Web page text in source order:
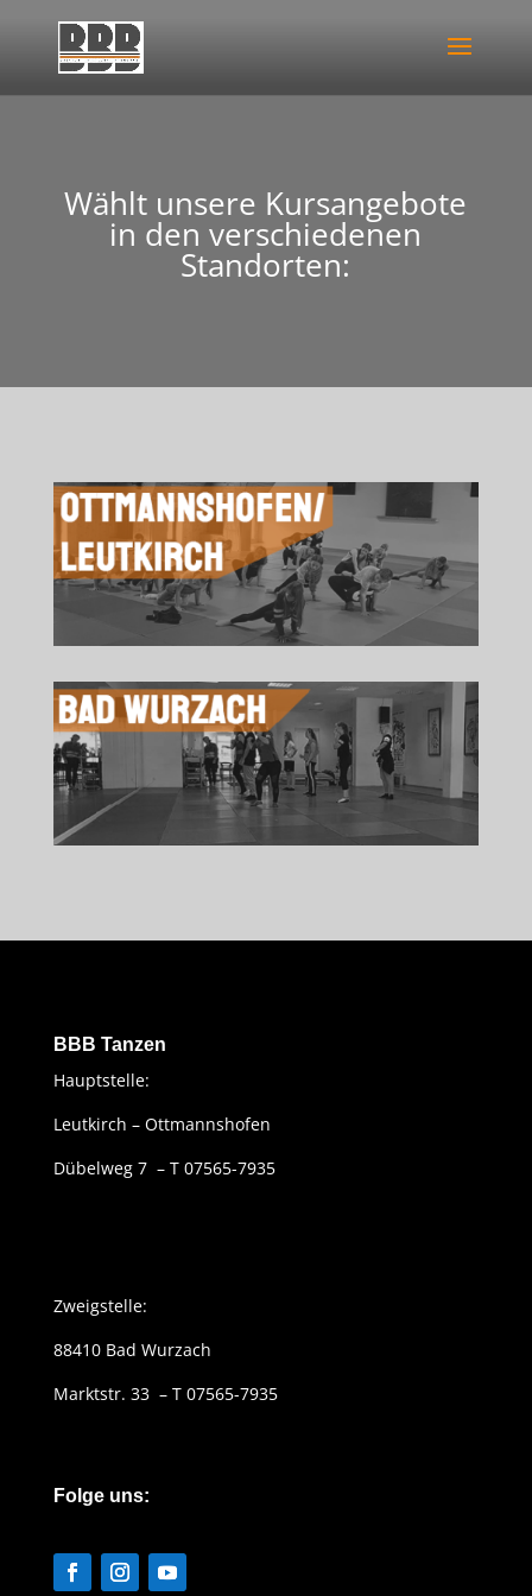
Wählt unsere Kursangebote
in den verschiedenen
Standorten:
BBB Tanzen
Hauptstelle:
Leutkirch – Ottmannshofen
Dübelweg 7 – T 07565-7935
Zweigstelle:
88410 Bad Wurzach
Marktstr. 33 – T 07565-7935
Folge uns: